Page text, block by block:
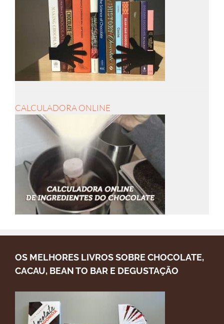
CALCULADORA ONLINE
OS MELHORES LIVROS SOBRE CHOCOLATE,
CACAU, BEAN TO BAR E DEGUSTAÇÃO